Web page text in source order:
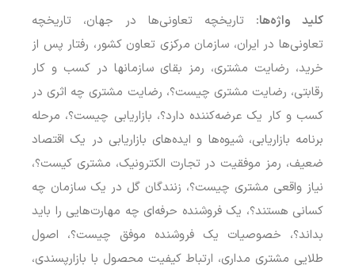
کلید واژه‌ها: تاریخچه تعاونی‌ها در جهان، تاریخچه
تعاونی‌ها در ایران، سازمان مرکزی تعاون کشور، رفتار پس از
خرید، رضایت مشتری، رمز بقای سازمانها در کسب و کار
رقابتی، رضایت مشتری چیست؟، رضایت مشتری چه اثری در
کسب و کار یک عرضه‌کننده دارد؟، بازاریابی چیست؟، مرحله
برنامه بازاریابی، شیوه‌ها و ایده‌های بازاریابی در یک اقتصاد
ضعیف، رمز موفقیت در تجارت الکترونیک، مشتری کیست؟،
نیاز واقعی مشتری چیست؟، زنندگان گل در یک سازمان چه
کسانی هستند؟، یک فروشنده حرفه‌ای چه مهارت‌هایی را باید
بداند؟، خصوصیات یک فروشنده موفق چیست؟، اصول
طلایی مشتری مداری، ارتباط کیفیت محصول با بازارپسندی،